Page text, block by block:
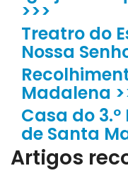
>>>
Treatro do
Nossa
Madalena
Casa do
de Santa
Artigos